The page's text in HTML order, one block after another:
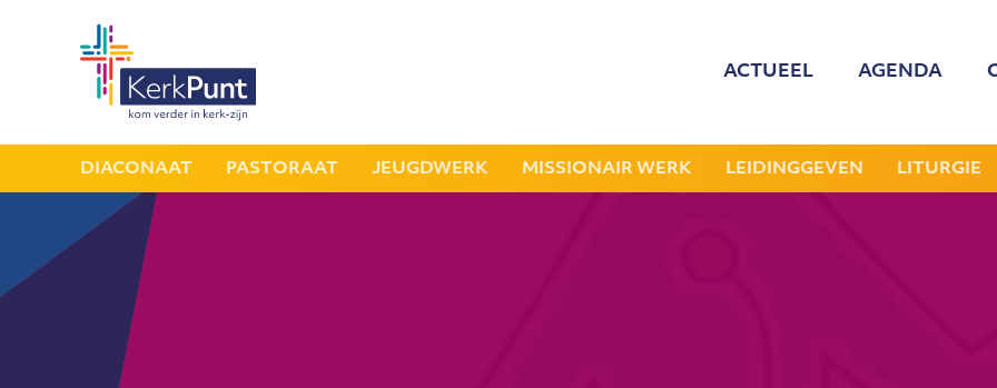
ACTUEEL AGENDA
DIACONAAT PASTORAAT JEUGDWERK MISSIONAIR WERK LEIDINGGEVEN LITURGIE